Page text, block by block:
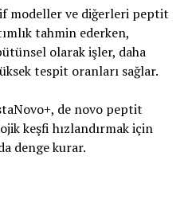
modeller ve diğerleri peptit
tahmin ederken,
olarak işler, daha
tespit oranları sağlar.
de novo peptit
keşfi hızlandırmak için
denge kurar.